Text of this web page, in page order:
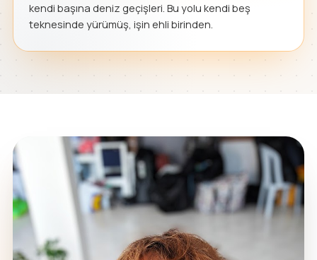
kendi başına deniz geçişleri. Bu yolu kendi beş
teknesinde yürümüş, işin ehli birinden.